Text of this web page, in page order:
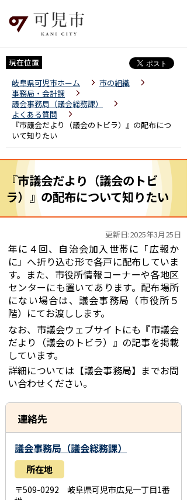
現在位置
岐阜県可児市ホーム
市の組織
事務局・会計課
議会事務局（議会総務課）
よくある質問
『市議会だより（議会のトビラ）』の配布につ
いて知りたい
『市議会だより（議会のトビ
ラ）』の配布について知りたい
更新日:2025年3月25日
年に４回、自治会加入世帯に「広報か
に」へ折り込む形で各戸に配布していま
す。また、市役所情報コーナーや各地区
センターにも置いてあります。配布場所
にない場合は、議会事務局（市役所５
階）にてお渡しします。
なお、市議会ウェブサイトにも『市議会
だより（議会のトビラ）』の記事を掲載
しています。
詳細については【議会事務局】までお問
い合わせください。
連絡先
議会事務局（議会総務課）
所在地
〒509-0292 岐阜県可児市広見一丁目1番